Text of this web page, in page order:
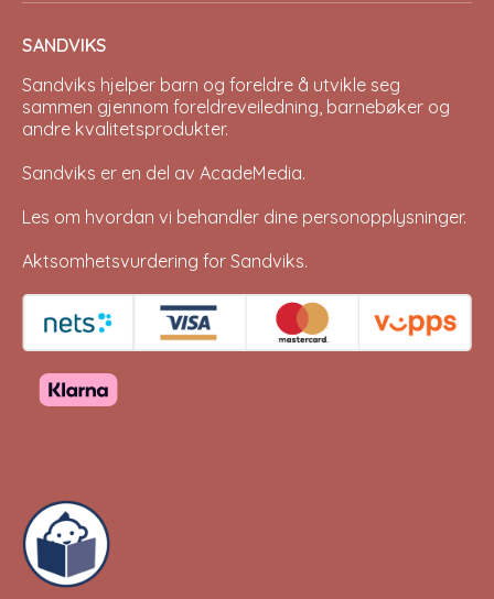
SANDVIKS
Sandviks hjelper barn og foreldre å utvikle seg
sammen gjennom foreldreveiledning, barnebøker og
andre kvalitetsprodukter.
Sandviks er en del av AcadeMedia.
Les om hvordan vi behandler dine personopplysninger.
Aktsomhetsvurdering for Sandviks.